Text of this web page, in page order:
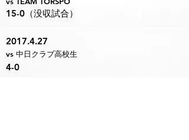
15-0（没収試合）
2017.4.27
vs 中日クラブ高校生
4-0